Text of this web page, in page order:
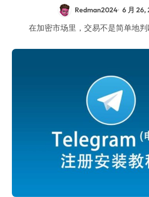
Redman2024 6 月 26,
在加密市场里，交易不是简单地